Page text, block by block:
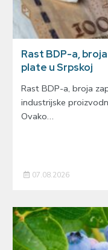
Rast BDP-a,
plate u Srpskoj
Rast BDP-a, broja
industrijske
Ovako…
07.08.2026